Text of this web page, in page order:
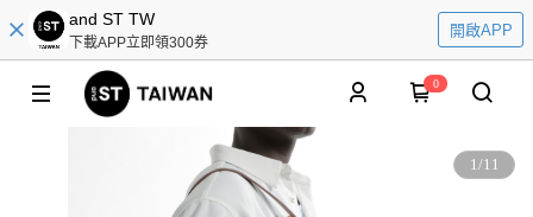
and ST TW
下載APP立即領300券
開啟APP
0
1/11